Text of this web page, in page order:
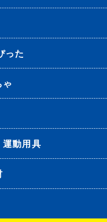
った
ゃ
運動用具